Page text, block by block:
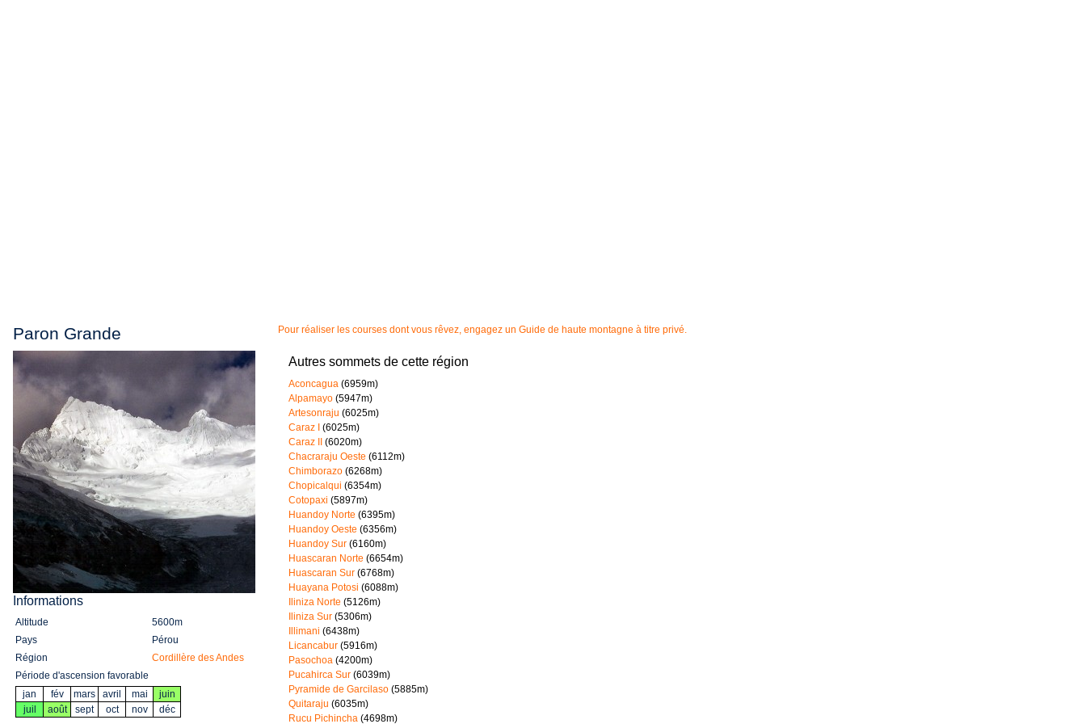
Paron Grande
Informations
Altitude
5600m
Pays
Pérou
Région
Cordillère des Andes
Période d'ascension favorable
jan
fév mars avril mai
juin
juil
août sept oct nov déc
Pour réaliser les courses dont vous rêvez, engagez un Guide de haute montagne à titre privé.
Autres sommets de cette région
Aconcagua (6959m)
Alpamayo (5947m)
Artesonraju (6025m)
Caraz I
(6025m)
Caraz II
(6020m)
Chacraraju Oeste (6112m)
Chimborazo (6268m)
Chopicalqui (6354m)
Cotopaxi (5897m)
Huandoy Norte (6395m)
Huandoy Oeste (6356m)
Huandoy Sur (6160m)
Huascaran Norte (6654m)
Huascaran Sur (6768m)
Huayana Potosi (6088m)
Iliniza Norte (5126m)
Iliniza Sur (5306m)
Illimani (6438m)
Licancabur (5916m)
Pasochoa (4200m)
Pucahirca Sur (6039m)
Pyramide de Garcilaso (5885m)
Quitaraju (6035m)
Rucu Pichincha (4698m)